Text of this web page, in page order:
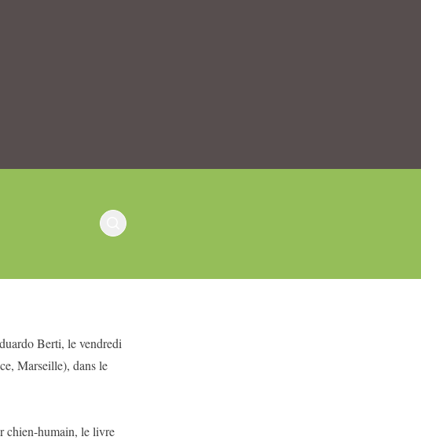
Berti, le vendredi
, Marseille), dans le
chien-humain, le livre